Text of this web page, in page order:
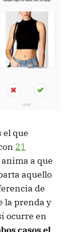
que
21
a que
aquello
de
la prenda y
ocurre en
casos el